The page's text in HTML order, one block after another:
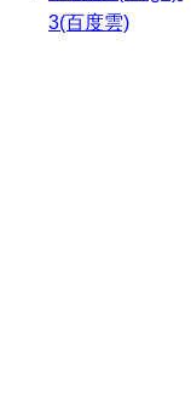
3(百度雲)